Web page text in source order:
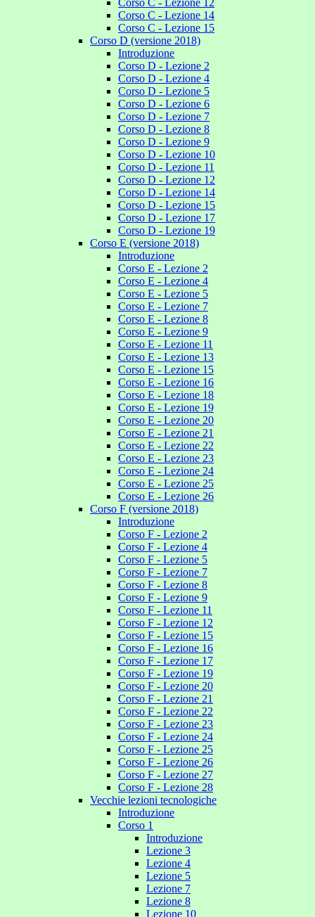
Corso C - Lezione 12
Corso C - Lezione 14
Corso C - Lezione 15
Corso D (versione 2018)
Introduzione
Corso D - Lezione 2
Corso D - Lezione 4
Corso D - Lezione 5
Corso D - Lezione 6
Corso D - Lezione 7
Corso D - Lezione 8
Corso D - Lezione 9
Corso D - Lezione 10
Corso D - Lezione 11
Corso D - Lezione 12
Corso D - Lezione 14
Corso D - Lezione 15
Corso D - Lezione 17
Corso D - Lezione 19
Corso E (versione 2018)
Introduzione
Corso E - Lezione 2
Corso E - Lezione 4
Corso E - Lezione 5
Corso E - Lezione 7
Corso E - Lezione 8
Corso E - Lezione 9
Corso E - Lezione 11
Corso E - Lezione 13
Corso E - Lezione 15
Corso E - Lezione 16
Corso E - Lezione 18
Corso E - Lezione 19
Corso E - Lezione 20
Corso E - Lezione 21
Corso E - Lezione 22
Corso E - Lezione 23
Corso E - Lezione 24
Corso E - Lezione 25
Corso E - Lezione 26
Corso F (versione 2018)
Introduzione
Corso F - Lezione 2
Corso F - Lezione 4
Corso F - Lezione 5
Corso F - Lezione 7
Corso F - Lezione 8
Corso F - Lezione 9
Corso F - Lezione 11
Corso F - Lezione 12
Corso F - Lezione 15
Corso F - Lezione 16
Corso F - Lezione 17
Corso F - Lezione 19
Corso F - Lezione 20
Corso F - Lezione 21
Corso F - Lezione 22
Corso F - Lezione 23
Corso F - Lezione 24
Corso F - Lezione 25
Corso F - Lezione 26
Corso F - Lezione 27
Corso F - Lezione 28
Vecchie lezioni tecnologiche
Introduzione
Corso 1
Introduzione
Lezione 3
Lezione 4
Lezione 5
Lezione 7
Lezione 8
Lezione 10